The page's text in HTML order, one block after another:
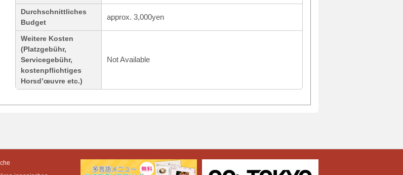
Durchschnittliches
Budget
approx. 3,000yen
Weitere Kosten
(Platzgebühr,
Servicegebühr,
kostenpflichtiges
Horsd’œuvre etc.)
Not Available